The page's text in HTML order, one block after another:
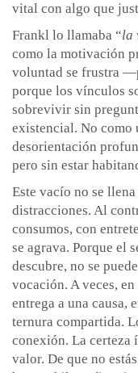
vital con algo que
Frankl lo llamaba “la
como la motivación
voluntad se frustra
porque los vínculos
sobrevivir sin
existencial. No como
desorientación
pero sin estar
Este vacío no se
distracciones. Al
consumos, con
se agrava. Porque el
descubre, no se
vocación. A veces,
entrega a una causa,
ternura compartida.
conexión. La certeza
valor. De que no